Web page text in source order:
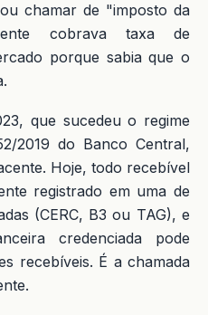
chamar de "imposto da
cobrava taxa de
porque sabia que o
que sucedeu o regime
2019 do Banco Central,
Hoje, todo recebível
registrado em uma de
(CERC, B3 ou TAG), e
credenciada pode
recebíveis. É a chamada